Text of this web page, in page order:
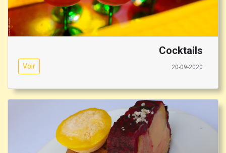
Cocktails
Voir 20-09-2020